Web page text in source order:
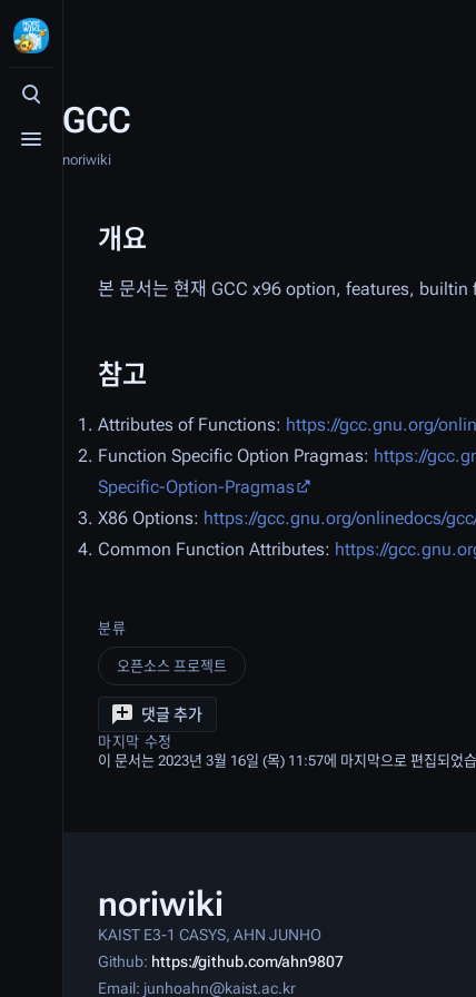
검색 여닫기
메뉴 여닫기
GCC
noriwiki
개요
본 문서는 현재 GCC x96 option, features, builtin
참고
Attributes of Functions: https://gcc.gnu.org/
Function Specific Option Pragmas: https://
Specific-Option-Pragmas
X86 Options: https://gcc.gnu.org/onlinedocs/
Common Function Attributes: https://
분류
오픈소스 프로젝트
댓글 추가
마지막 수정
이 문서는 2023년 3월 16일 (목) 11:57에 마지막으로 편집되었
noriwiki
KAIST E3-1 CASYS, AHN JUNHO
Github: https://github.com/ahn9807
Email: junhoahn@kaist.ac.kr